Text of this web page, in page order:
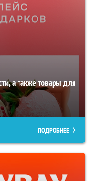
а также товары для
ПОДРОБНЕЕ